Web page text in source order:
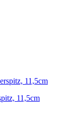
11,5cm